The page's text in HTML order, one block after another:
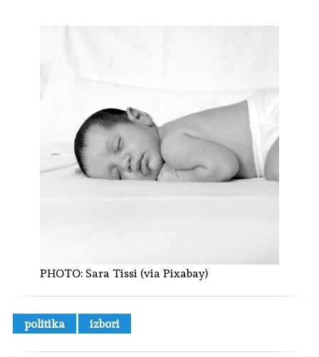
PHOTO: Sara Tissi (via Pixabay)
politika izbori